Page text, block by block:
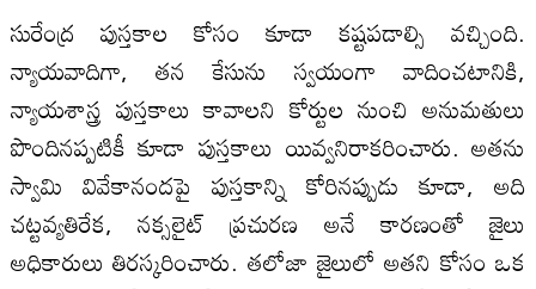
సురేంద్ర పుస్తకాల కోసం కూడా కష్టపడాల్సి వచ్చింది.
న్యాయవాదిగా, తన కేసును స్వయంగా వాదించటానికి,
న్యాయశాస్త్ర పుస్తకాలు కావాలని కోర్టుల నుంచి అనుమతులు
పొందినప్పటికీ కూడా పుస్తకాలు యివ్వనిరాకరించారు. అతను
స్వామి వివేకానందపై పుస్తకాన్ని కోరినప్పుడు కూడా, అది
చట్టవ్యతిరేక, నక్సలైట్ ప్రచురణ అనే కారణంతో జైలు
అధికారులు తిరస్కరించారు. తలోజా జైలులో అతని కోసం ఒక